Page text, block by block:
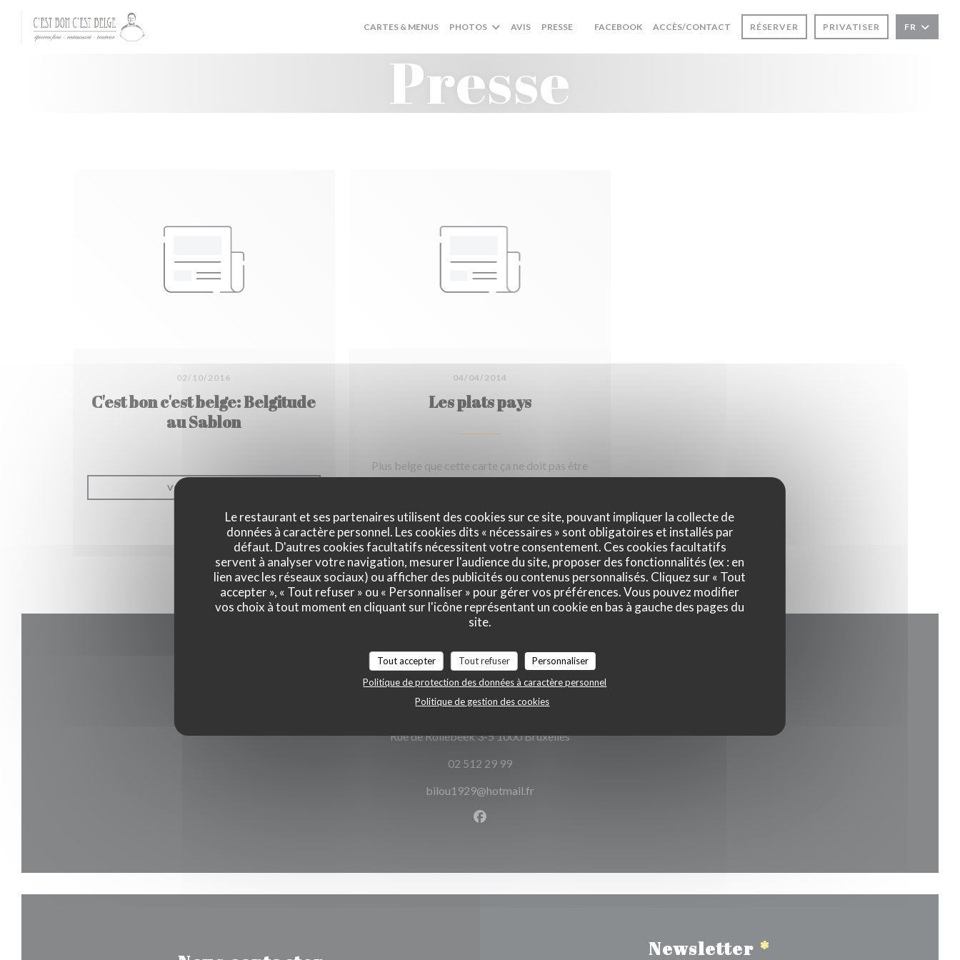
Personnalisation de vos choix en matière de cookies
Le restaurant et ses partenaires utilisent des cookies sur ce site, pouvant impliquer la collecte de
données à caractère personnel. Les cookies dits « nécessaires » sont obligatoires et installés par
défaut. D'autres cookies facultatifs nécessitent votre consentement. Ces cookies facultatifs
servent à analyser votre navigation, mesurer l'audience du site, proposer des fonctionnalités (ex : en
lien avec les réseaux sociaux) ou afficher des publicités ou contenus personnalisés. Cliquez sur « Tout
accepter », « Tout refuser » ou « Personnaliser » pour gérer vos préférences. Vous pouvez modifier
vos choix à tout moment en cliquant sur l'icône représentant un cookie en bas à gauche des pages du
site.
Tout accepter Tout refuser
Personnaliser
Politique de protection des données à caractère personnel
Politique de gestion des cookies
CARTES & MENUS PHOTOS AVIS PRESSE
((OUVRE UNE NOUVELLE FENÊTRE))
FACEBOOK((OUVRE UNE NOUVELLE FENÊTRE))
ACCÈS/CONTACT RÉSERVER PRIVATISER FR
Presse
02/10/2016
C'est bon c'est belge: Belgitude
au Sablon
VOIR L'ARTICLE
04/04/2014
Les plats pays
Plus belge que cette carte ça ne doit pas être
VOIR L'ARTICLE((OUVRE UNE NOUVELLE FENÊTRE))
Accès/Contact
Rue de Rollebeek 3-5 1000 Bruxelles((ouvre une nouvelle fenêtre))
02 512 29 99
bilou1929@hotmail.fr
Facebook ((ouvre une nouvelle fenêtre))
Newsletter *